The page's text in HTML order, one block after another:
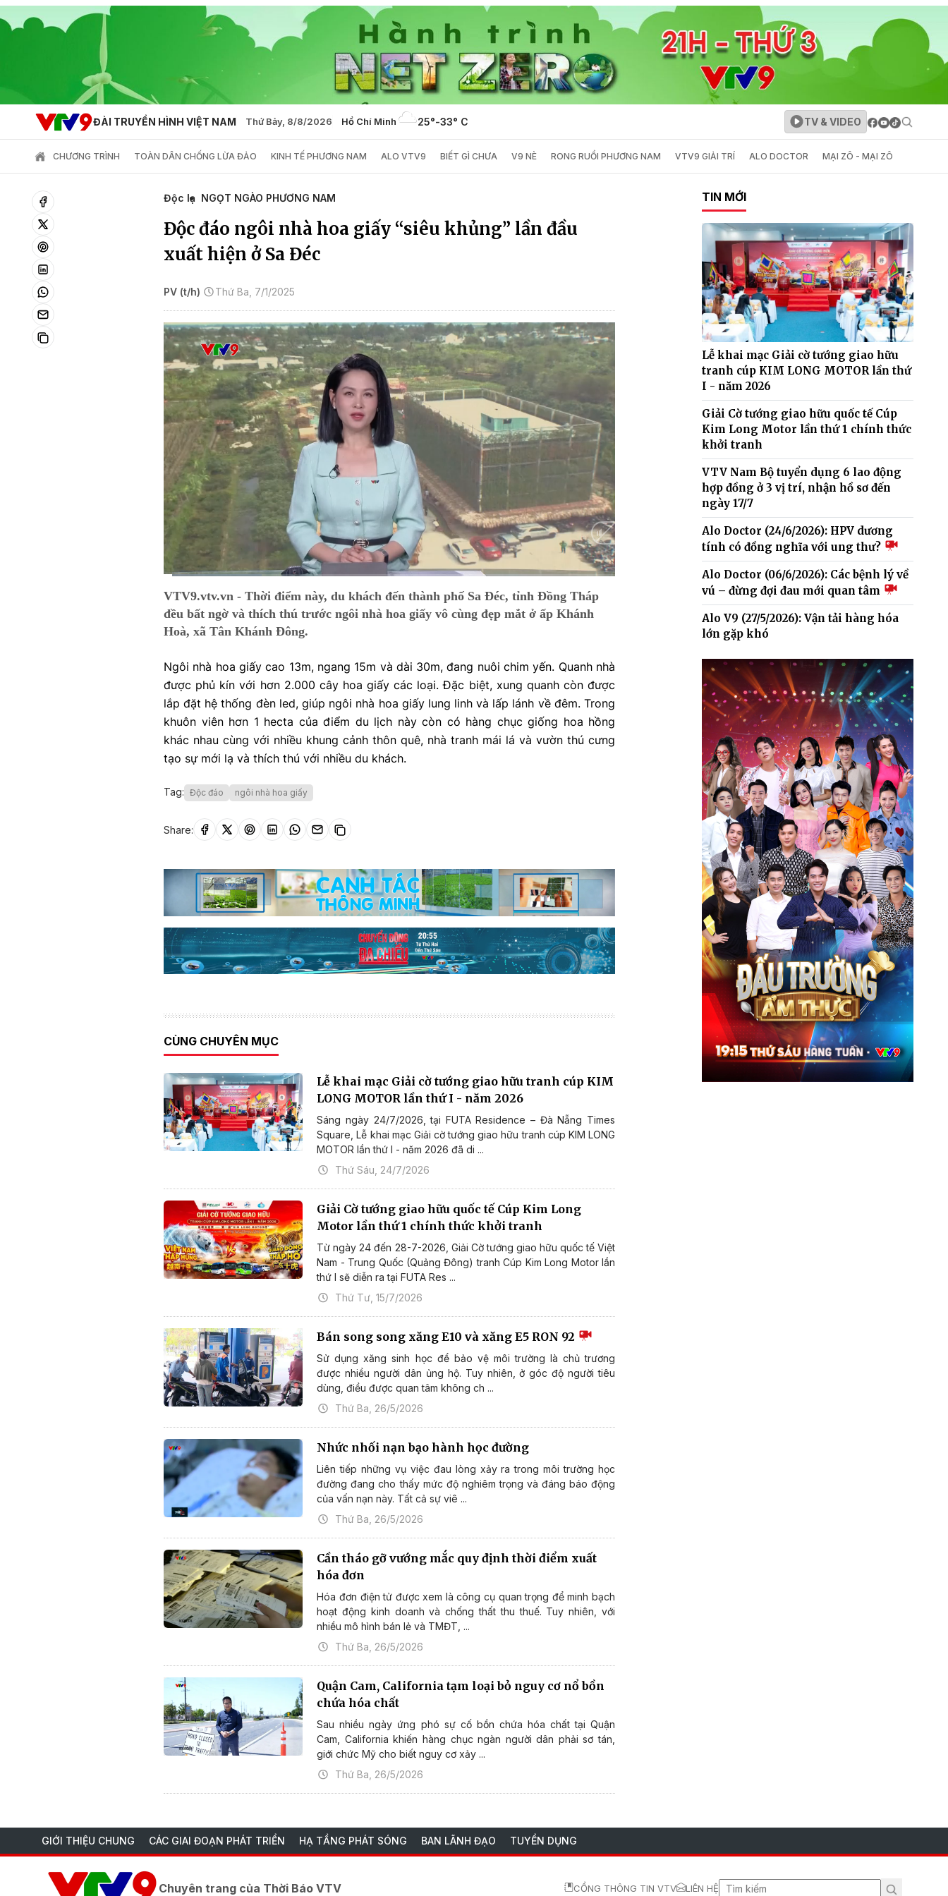
ĐÀI TRUYỀN HÌNH VIỆT NAM Thứ Bảy, 8/8/2026 Hồ Chí Minh 25°-33° C TV & VIDEO
CHƯƠNG TRÌNH TOÀN DÂN CHỐNG LỪA ĐẢO KINH TẾ PHƯƠNG NAM ALO VTV9 BIẾT GÌ CHƯA V9 NÈ RONG RUỔI PHƯƠNG NAM VTV9 GIẢI TRÍ ALO DOCTOR MẠI ZÔ - MẠI ZÔ
Độc lạ NGỌT NGÀO PHƯƠNG NAM
Độc đáo ngôi nhà hoa giấy “siêu khủng” lần đầu
xuất hiện ở Sa Đéc
PV (t/h) Thứ Ba, 7/1/2025
Time
VTV9.vtv.vn - Thời điểm này, du khách đến thành phố Sa Đéc, tỉnh Đồng Tháp
đều bất ngờ và thích thú trước ngôi nhà hoa giấy vô cùng đẹp mắt ở ấp Khánh
Hoà, xã Tân Khánh Đông.
Ngôi nhà hoa giấy cao 13m, ngang 15m và dài 30m, đang nuôi chim yến. Quanh nhà
được phủ kín với hơn 2.000 cây hoa giấy các loại. Đặc biệt, xung quanh còn được
lắp đặt hệ thống đèn led, giúp ngôi nhà hoa giấy lung linh và lấp lánh về đêm. Trong
khuôn viên hơn 1 hecta của điểm du lịch này còn có hàng chục giống hoa hồng
khác nhau cùng với nhiều khung cảnh thôn quê, nhà tranh mái lá và vườn thú cưng
tạo sự mới lạ và thích thú với nhiều du khách.
Tag: Độc đáo ngôi nhà hoa giấy
Share:
CÙNG CHUYÊN MỤC
Lễ khai mạc Giải cờ tướng giao hữu tranh cúp KIM
LONG MOTOR lần thứ I - năm 2026
Sáng ngày 24/7/2026, tại FUTA Residence – Đà Nẵng Times
Square, Lễ khai mạc Giải cờ tướng giao hữu tranh cúp KIM LONG
MOTOR lần thứ I - năm 2026 đã di ...
Thứ Sáu, 24/7/2026
Giải Cờ tướng giao hữu quốc tế Cúp Kim Long
Motor lần thứ 1 chính thức khởi tranh
Từ ngày 24 đến 28-7-2026, Giải Cờ tướng giao hữu quốc tế Việt
Nam - Trung Quốc (Quảng Đông) tranh Cúp Kim Long Motor lần
thứ I sẽ diễn ra tại FUTA Res ...
Thứ Tư, 15/7/2026
Bán song song xăng E10 và xăng E5 RON 92
Sử dụng xăng sinh học để bảo vệ môi trường là chủ trương
được nhiều người dân ủng hộ. Tuy nhiên, ở góc độ người tiêu
dùng, điều được quan tâm không ch ...
Thứ Ba, 26/5/2026
Nhức nhối nạn bạo hành học đường
Liên tiếp những vụ việc đau lòng xảy ra trong môi trường học
đường đang cho thấy mức độ nghiêm trọng và đáng báo động
của vấn nạn này. Tất cả sự viê ...
Thứ Ba, 26/5/2026
Cần tháo gỡ vướng mắc quy định thời điểm xuất
hóa đơn
Hóa đơn điện tử được xem là công cụ quan trọng để minh bạch
hoạt động kinh doanh và chống thất thu thuế. Tuy nhiên, với
nhiều mô hình bán lẻ và TMĐT, ...
Thứ Ba, 26/5/2026
Quận Cam, California tạm loại bỏ nguy cơ nổ bồn
chứa hóa chất
Sau nhiều ngày ứng phó sự cố bồn chứa hóa chất tại Quận
Cam, California khiến hàng chục ngàn người dân phải sơ tán,
giới chức Mỹ cho biết nguy cơ xảy ...
Thứ Ba, 26/5/2026
TIN MỚI
Lễ khai mạc Giải cờ tướng giao hữu
tranh cúp KIM LONG MOTOR lần thứ
I - năm 2026
Giải Cờ tướng giao hữu quốc tế Cúp
Kim Long Motor lần thứ 1 chính thức
khởi tranh
VTV Nam Bộ tuyển dụng 6 lao động
hợp đồng ở 3 vị trí, nhận hồ sơ đến
ngày 17/7
Alo Doctor (24/6/2026): HPV dương
tính có đồng nghĩa với ung thư?
Alo Doctor (06/6/2026): Các bệnh lý về
vú – đừng đợi đau mới quan tâm
Alo V9 (27/5/2026): Vận tải hàng hóa
lớn gặp khó
GIỚI THIỆU CHUNG CÁC GIAI ĐOẠN PHÁT TRIỂN HẠ TẦNG PHÁT SÓNG BAN LÃNH ĐẠO TUYỂN DỤNG
Chuyên trang của Thời Báo VTV CỔNG THÔNG TIN VTV LIÊN HỆ